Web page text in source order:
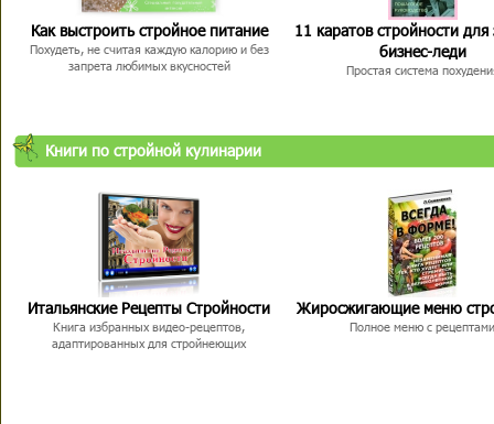
Как выстроить стройное питание
Похудеть, не считая каждую калорию и без
запрета любимых вкусностей
11 каратов стройности для
бизнес-леди
Простая система
Книги по стройной кулинарии
Итальянские Рецепты Стройности
Книга избранных видео-рецептов,
адаптированных для стройнеющих
Жиросжигающие меню
Полное меню с рецептами